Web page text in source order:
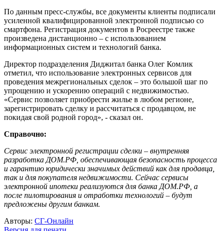
По данным пресс-службы, все документы клиенты подписали
усиленной квалифицированной электронной подписью со
смартфона. Регистрация документов в Росреестре также
произведена дистанционно – с использованием
информационных систем и технологий банка.
Директор подразделения Диджитал банка Олег Комлик
отметил, что использование электронных сервисов для
проведения межрегиональных сделок – это большой шаг по
упрощению и ускорению операций с недвижимостью.
«Сервис позволяет приобрести жилье в любом регионе,
зарегистрировать сделку и рассчитаться с продавцом, не
покидая свой родной город», - сказал он.
Справочно:
Сервис электронной регистрации сделки – внутренняя
разработка ДОМ.РФ, обеспечивающая безопасность процесса
и гарантию юридически значимых действий как для продавца,
так и для покупателя недвижимости. Сейчас сервисы
электронной ипотеки реализуются для банка ДОМ.РФ, а
после пилотирования и отработки технологий – будут
предложены другим банкам.
Авторы: СГ-Онлайн